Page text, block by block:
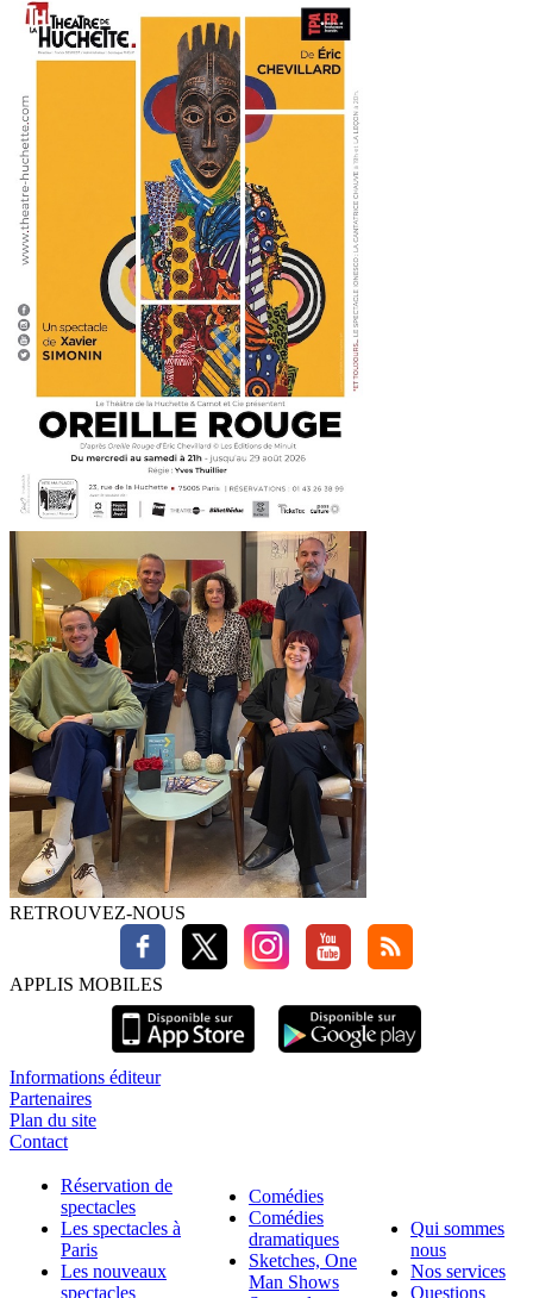
RETROUVEZ-NOUS
APPLIS MOBILES
Informations éditeur
Partenaires
Plan du site
Contact
Réservation de
spectacles
Les spectacles à
Paris
Les nouveaux
spectacles
Comédies
Comédies
dramatiques
Sketches, One
Man Shows
Qui sommes
nous
Nos services
Questions